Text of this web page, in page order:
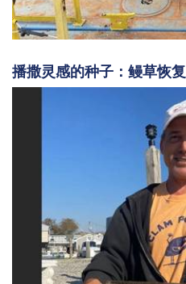
播撒灵感的种子：鳗草恢复